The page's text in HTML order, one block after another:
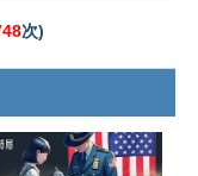
次)